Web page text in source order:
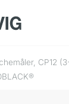
CP12